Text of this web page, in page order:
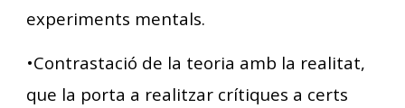
experiments mentals.
•Contrastació de la teoria amb la realitat,
que la porta a realitzar crítiques a certs